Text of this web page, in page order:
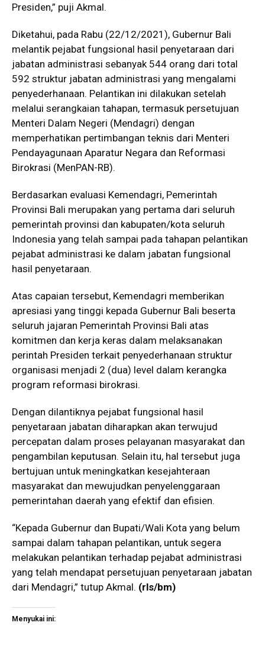
Presiden,” puji Akmal.
Diketahui, pada Rabu (22/12/2021), Gubernur Bali
melantik pejabat fungsional hasil penyetaraan dari
jabatan administrasi sebanyak 544 orang dari total
592 struktur jabatan administrasi yang mengalami
penyederhanaan. Pelantikan ini dilakukan setelah
melalui serangkaian tahapan, termasuk persetujuan
Menteri Dalam Negeri (Mendagri) dengan
memperhatikan pertimbangan teknis dari Menteri
Pendayagunaan Aparatur Negara dan Reformasi
Birokrasi (MenPAN-RB).
Berdasarkan evaluasi Kemendagri, Pemerintah
Provinsi Bali merupakan yang pertama dari seluruh
pemerintah provinsi dan kabupaten/kota seluruh
Indonesia yang telah sampai pada tahapan pelantikan
pejabat administrasi ke dalam jabatan fungsional
hasil penyetaraan.
Atas capaian tersebut, Kemendagri memberikan
apresiasi yang tinggi kepada Gubernur Bali beserta
seluruh jajaran Pemerintah Provinsi Bali atas
komitmen dan kerja keras dalam melaksanakan
perintah Presiden terkait penyederhanaan struktur
organisasi menjadi 2 (dua) level dalam kerangka
program reformasi birokrasi.
Dengan dilantiknya pejabat fungsional hasil
penyetaraan jabatan diharapkan akan terwujud
percepatan dalam proses pelayanan masyarakat dan
pengambilan keputusan. Selain itu, hal tersebut juga
bertujuan untuk meningkatkan kesejahteraan
masyarakat dan mewujudkan penyelenggaraan
pemerintahan daerah yang efektif dan efisien.
“Kepada Gubernur dan Bupati/Wali Kota yang belum
sampai dalam tahapan pelantikan, untuk segera
melakukan pelantikan terhadap pejabat administrasi
yang telah mendapat persetujuan penyetaraan jabatan
dari Mendagri,” tutup Akmal. (rls/bm)
Menyukai ini: